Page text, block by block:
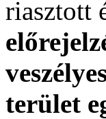
riasztott
terület